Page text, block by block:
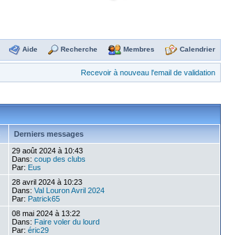
Aide Recherche Membres Calendrier
Recevoir à nouveau l'email de validation
Derniers messages
29 août 2024 à 10:43
Dans: coup des clubs
Par: Eus
28 avril 2024 à 10:23
Dans: Val Louron Avril 2024
Par: Patrick65
08 mai 2024 à 13:22
Dans: Faire voler du lourd
Par: éric29